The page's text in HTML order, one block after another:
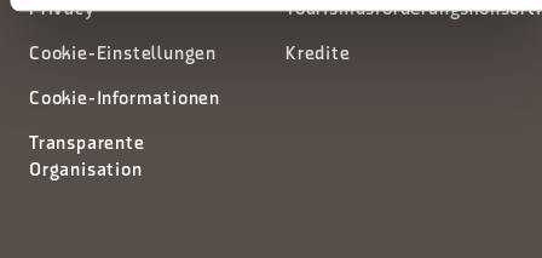
Privacy
Cookie-Einstellungen
Cookie-Informationen
Transparente
Organisation
Kredite